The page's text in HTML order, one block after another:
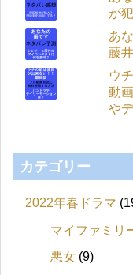
が
あ
藤
ウ
動
や
カテゴリー
2022年春ドラマ
マイファミリ
悪女 (9)